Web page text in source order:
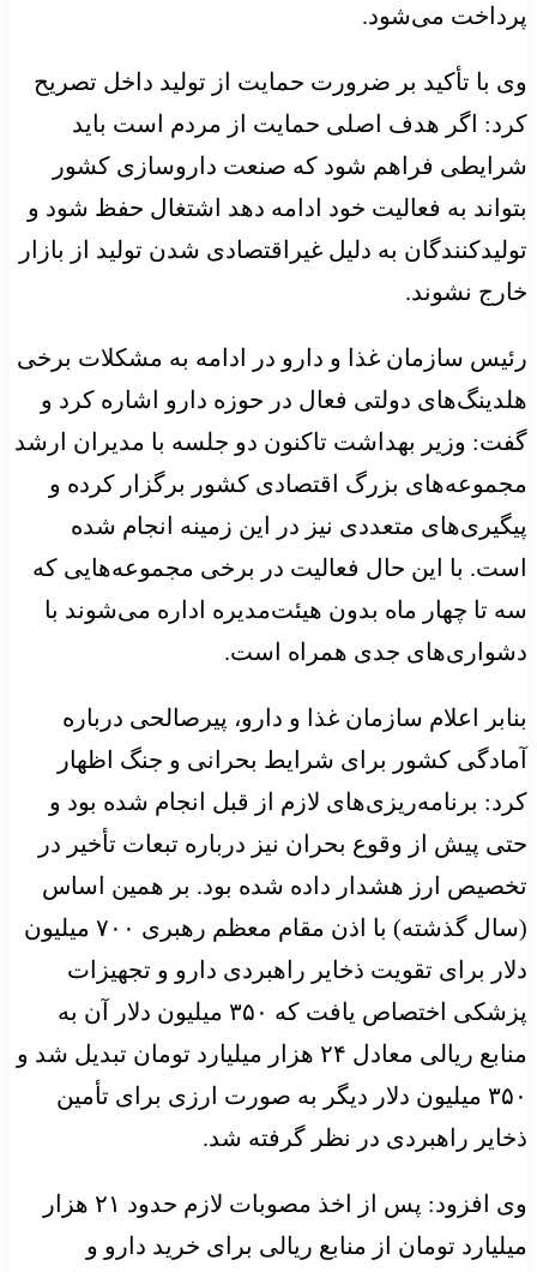
پرداخت می‌شود.
وی با تأکید بر ضرورت حمایت از تولید داخل تصریح
کرد: اگر هدف اصلی حمایت از مردم است باید
شرایطی فراهم شود که صنعت داروسازی کشور
بتواند به فعالیت خود ادامه دهد اشتغال حفظ شود و
تولیدکنندگان به دلیل غیراقتصادی شدن تولید از بازار
خارج نشوند.
رئیس سازمان غذا و دارو در ادامه به مشکلات برخی
هلدینگ‌های دولتی فعال در حوزه دارو اشاره کرد و
گفت: وزیر بهداشت تاکنون دو جلسه با مدیران ارشد
مجموعه‌های بزرگ اقتصادی کشور برگزار کرده و
پیگیری‌های متعددی نیز در این زمینه انجام شده
است. با این حال فعالیت در برخی مجموعه‌هایی که
سه تا چهار ماه بدون هیئت‌مدیره اداره می‌شوند با
دشواری‌های جدی همراه است.
بنابر اعلام سازمان غذا و دارو، پیرصالحی درباره
آمادگی کشور برای شرایط بحرانی و جنگ اظهار
کرد: برنامه‌ریزی‌های لازم از قبل انجام شده بود و
حتی پیش از وقوع بحران نیز درباره تبعات تأخیر در
تخصیص ارز هشدار داده شده بود. بر همین اساس
(سال گذشته) با اذن مقام معظم رهبری ۷۰۰ میلیون
دلار برای تقویت ذخایر راهبردی دارو و تجهیزات
پزشکی اختصاص یافت که ۳۵۰ میلیون دلار آن به
منابع ریالی معادل ۲۴ هزار میلیارد تومان تبدیل شد و
۳۵۰ میلیون دلار دیگر به صورت ارزی برای تأمین
ذخایر راهبردی در نظر گرفته شد.
وی افزود: پس از اخذ مصوبات لازم حدود ۲۱ هزار
میلیارد تومان از منابع ریالی برای خرید دارو و